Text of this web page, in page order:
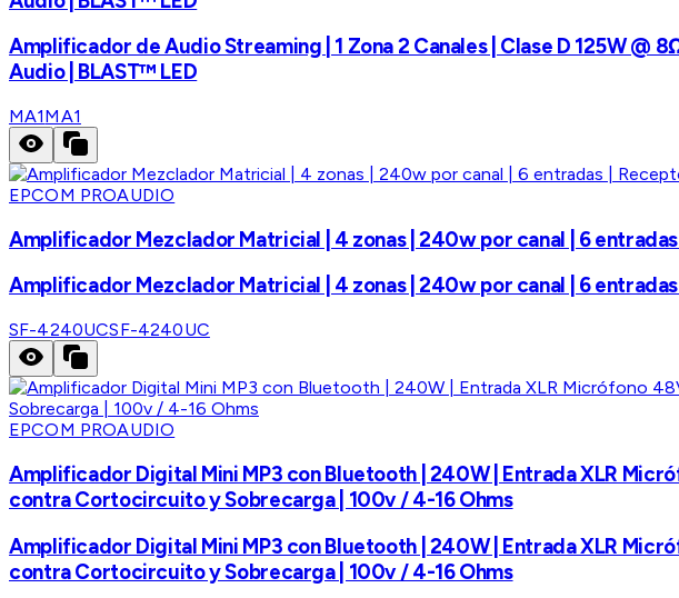
Amplificador de Audio Streaming | 1 Zona 2 Canales | Clase D 125W @
Audio | BLAST™ LED
MA1MA1
EPCOM PROAUDIO
Amplificador Mezclador Matricial | 4 zonas | 240w por canal | 6
Amplificador Mezclador Matricial | 4 zonas | 240w por canal | 6
SF-4240UCSF-4240UC
EPCOM PROAUDIO
Amplificador Digital Mini MP3 con Bluetooth | 240W | Entrada XLR
contra Cortocircuito y Sobrecarga | 100v / 4-16 Ohms
Amplificador Digital Mini MP3 con Bluetooth | 240W | Entrada XLR
contra Cortocircuito y Sobrecarga | 100v / 4-16 Ohms